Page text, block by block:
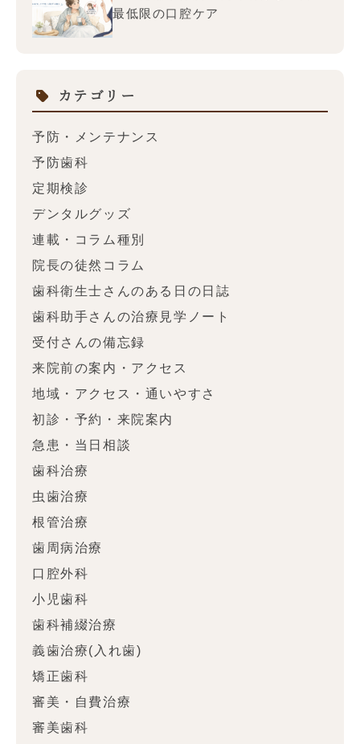
最低限の口腔ケア
カテゴリー
予防・メンテナンス
予防歯科
定期検診
デンタルグッズ
連載・コラム種別
院長の徒然コラム
歯科衛生士さんのある日の日誌
歯科助手さんの治療見学ノート
受付さんの備忘録
来院前の案内・アクセス
地域・アクセス・通いやすさ
初診・予約・来院案内
急患・当日相談
歯科治療
虫歯治療
根管治療
歯周病治療
口腔外科
小児歯科
歯科補綴治療
義歯治療(入れ歯)
矯正歯科
審美・自費治療
審美歯科